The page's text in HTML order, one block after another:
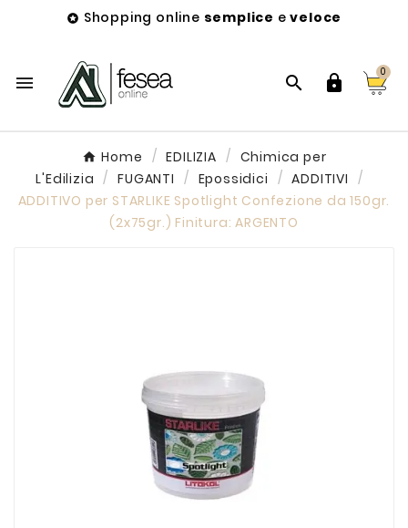
 Shopping online semplice eveloce
  
0
Home EDILIZIA
Chimica per
L'Edilizia
FUGANTI Epossidici
ADDITIVI
ADDITIVO per STARLIKE Spotlight Confezione da 150gr.
(2x75gr.) Finitura: ARGENTO